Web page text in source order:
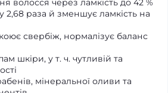
волосся через ламкість до 42 %
2,68 раза й зменшує ламкість на
свербіж, нормалізує баланс
шкіри, у т. ч. чутливій та
мінеральної оливи та